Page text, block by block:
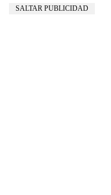
SALTAR PUBLICIDAD